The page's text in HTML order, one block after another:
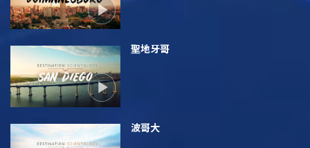
聖地牙哥
波哥大